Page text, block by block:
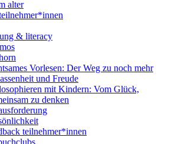
alter
& literacy
Vorlesen: Der Weg zu noch mehr
und Freude
mit Kindern: Vom Glück,
zu denken
teilnehmer*innen